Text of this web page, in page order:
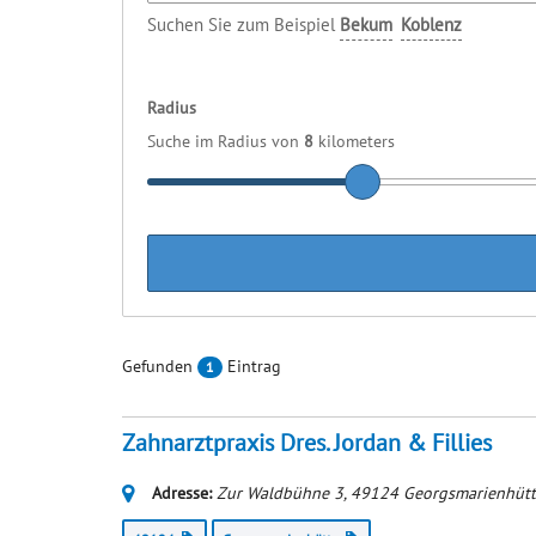
Suchen Sie zum Beispiel Bekum Koblenz
Radius
Suche im Radius von 8 kilometers
Gefunden 1 Eintrag
Zahnarztpraxis Dres. Jordan & Fillies
Adresse: Zur Waldbühne 3, 49124